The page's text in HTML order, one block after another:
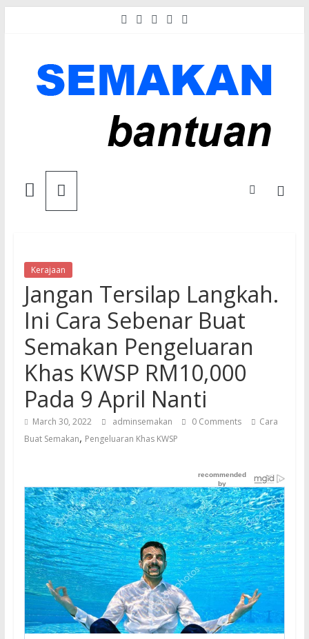
Semakan
untuk
semua
Kerajaan
Jangan Tersilap Langkah.
Ini Cara Sebenar Buat
Semakan Pengeluaran
Khas KWSP RM10,000
Pada 9 April Nanti
March 30, 2022 adminsemakan 0 Comments
Cara
Buat Semakan, Pengeluaran Khas KWSP